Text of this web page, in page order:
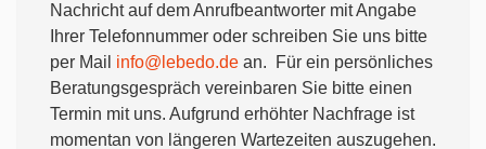
Nachricht auf dem Anrufbeantworter mit Angabe
Ihrer Telefonnummer oder schreiben Sie uns bitte
per Mail info@lebedo.de an. Für ein persönliches
Beratungsgespräch vereinbaren Sie bitte einen
Termin mit uns. Aufgrund erhöhter Nachfrage ist
momentan von längeren Wartezeiten auszugehen.